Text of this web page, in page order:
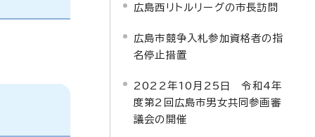
広島西リトルリーグの市長訪問
広島市競争入札参加資格者の指
名停止措置
2022年10月25日 令和4年
度第2回広島市男女共同参画審
議会の開催